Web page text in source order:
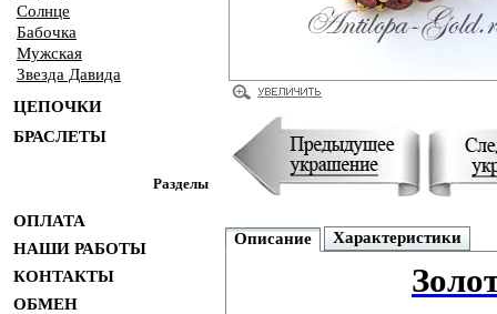
Солнце
Бабочка
Мужская
Звезда Давида
ЦЕПОЧКИ
БРАСЛЕТЫ
Разделы
ОПЛАТА
НАШИ РАБОТЫ
КОНТАКТЫ
ОБМЕН
Описание Характеристики